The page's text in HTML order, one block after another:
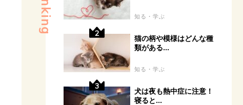
知る・学ぶ
猫の柄や模様はどんな種
類がある...
知る・学ぶ
犬は夜も熱中症に注意！
寝ると...